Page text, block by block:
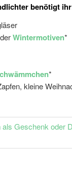
benötigt
Wintermotiven*
*
kleine